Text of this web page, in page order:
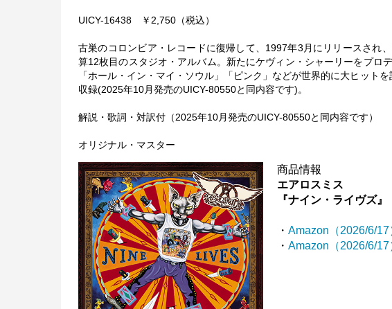
UICY-16438 ￥2,750（税込）
古巣のコロンビア・レコードに復帰して、1997年3月にリリースされ
算12枚目のスタジオ・アルバム。新たにケヴィン・シャーリーをプロ
「ホール・イン・マイ・ソウル」「ピンク」などが世界的に大ヒット
収録(2025年10月発売のUICY-80550と同内容です)。
解説・歌詞・対訳付（2025年10月発売のUICY-80550と同内容です）
オリジナル・マスター
商品情報
エアロスミス
『ナイン・ライヴズ』
・Amazon（2026/6/
・Amazon（2026/6/17